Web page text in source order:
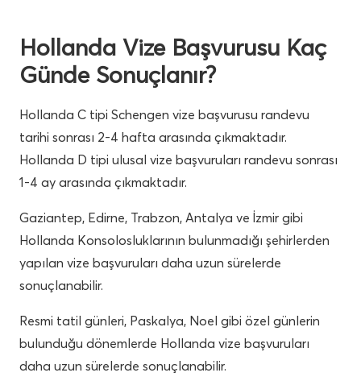
Hollanda Vize Başvurusu Kaç
Günde Sonuçlanır?
Hollanda C tipi Schengen vize başvurusu randevu
tarihi sonrası 2-4 hafta arasında çıkmaktadır.
Hollanda D tipi ulusal vize başvuruları randevu sonrası
1-4 ay arasında çıkmaktadır.
Gaziantep, Edirne, Trabzon, Antalya ve İzmir gibi
Hollanda Konsolosluklarının bulunmadığı şehirlerden
yapılan vize başvuruları daha uzun sürelerde
sonuçlanabilir.
Resmi tatil günleri, Paskalya, Noel gibi özel günlerin
bulunduğu dönemlerde Hollanda vize başvuruları
daha uzun sürelerde sonuçlanabilir.